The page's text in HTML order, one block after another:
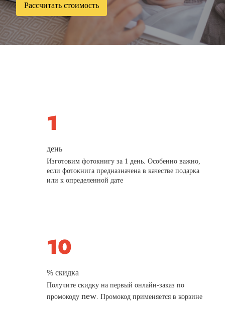
Рассчитать стоимость
день
Изготовим фотокнигу за 1 день. Особенно важно,
если фотокнига предназначена в качестве подарка
или к определенной дате
% скидка
Получите скидку на первый онлайн-заказ по
промокодуnew. Промокод применяется в корзине